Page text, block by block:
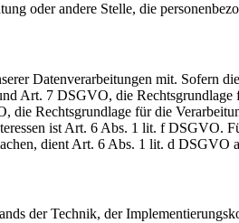
oder andere Stelle, die
Datenverarbeitungen mit. Sofern
Art. 7 DSGVO, die
Rechtsgrundlage für die
ist Art. 6 Abs. 1 lit. f DSGVO.
dient Art. 6 Abs. 1 lit. d DSGVO
der Technik, der